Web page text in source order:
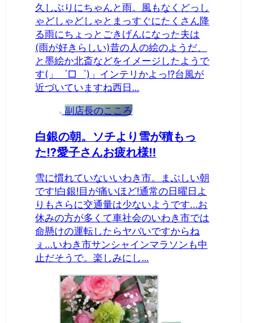
久しぶりにちゃんと雨。風もなくどっし
ゃどしゃどしゃとまっすぐにたくさん降
る雨にちょっとごきげんになった夫は
(雨が好きらしい)昔の人の絵のようだ、
と墨絵か北斎などをイメージしたようで
す(」゜□゜)」インテリかよっ!?台風が
近づいていますね西日...
副店長のこころ
白銀の朝。ソチより雪が積もっ
た!?愛子さんお疲れ様!!
雪に慣れていないいわき市。まぶしい朝
です!白銀!目が痛いほど!通常の日曜日よ
りもさらに交通量は少ないようです…お
休みの方が多くて車社会のいわき市では
命懸けの運転したらヤバいですからね
ぇ…いわき市サンシャインマラソンも中
止だそうで。楽しみにし...